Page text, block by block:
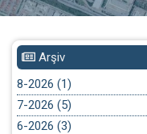
Arşiv
8-2026 (1)
7-2026 (5)
6-2026 (3)